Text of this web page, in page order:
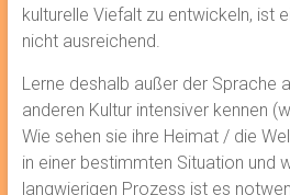
kulturelle Viefalt zu entwickeln, ist
nicht ausreichend.
Lerne deshalb außer der Sprache
anderen Kultur intensiver kennen
Wie sehen sie ihre Heimat / die
in einer bestimmten Situation und
langwierigen Prozess ist es